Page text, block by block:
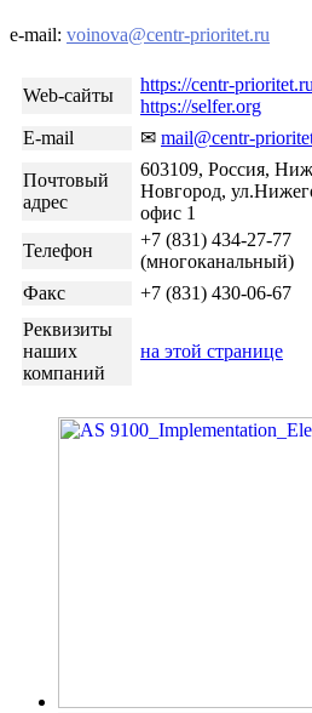
е-mail: voinova@centr-prioritet.ru
Web-сайты
https://centr-prioritet.ru
https://selfer.org
E-mail
✉︎ mail@centr-
Почтовый
адрес
603109, Россия,
Новгород,
офис 1
Телефон
+7 (831) 434-27-77
(многоканальный)
Факс
+7 (831) 430-06-67
Реквизиты
наших
компаний
на этой странице